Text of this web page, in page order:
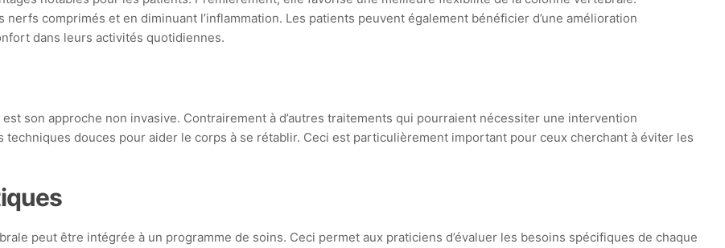
comprimés et en diminuant l’inflammation. Les patients peuvent également bénéficier d’une amélioration
dans leurs activités quotidiennes.
son approche non invasive. Contrairement à d’autres traitements qui pourraient nécessiter une intervention
douces pour aider le corps à se rétablir. Ceci est particulièrement important pour ceux cherchant à éviter les
peut être intégrée à un programme de soins. Ceci permet aux praticiens d’évaluer les besoins spécifiques de chaque